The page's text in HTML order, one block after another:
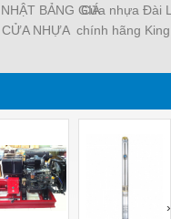
BẢNG GIÁ
CỬA NHỰA
NHẤT
Cửa nhựa Đài
chính hãng
›